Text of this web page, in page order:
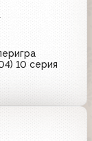
10 серия